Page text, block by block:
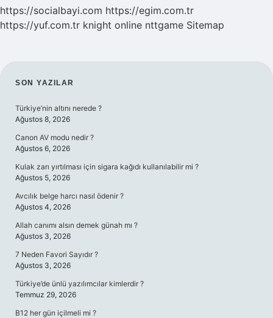
https://socialbayi.com https://egim.com.tr
https://yuf.com.tr knight online nttgame Sitemap
SIDEBAR
SON YAZILAR
Türkiye’nin altını nerede ?
Ağustos 8, 2026
Canon AV modu nedir ?
Ağustos 6, 2026
Kulak zarı yırtılması için sigara kağıdı kullanılabilir mi ?
Ağustos 5, 2026
Avcılık belge harcı nasıl ödenir ?
Ağustos 4, 2026
Allah canımı alsın demek günah mı ?
Ağustos 3, 2026
7 Neden Favori Sayıdır ?
Ağustos 3, 2026
Türkiye’de ünlü yazılımcılar kimlerdir ?
Temmuz 29, 2026
B12 her gün içilmeli mi ?